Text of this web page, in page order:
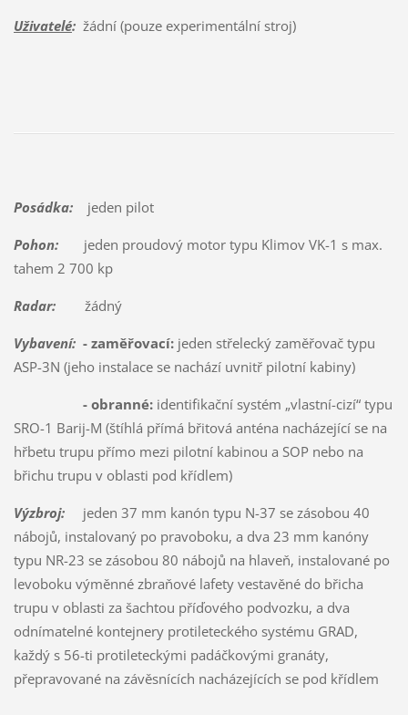
Uživatelé:žádní (pouze experimentální stroj)
Posádka:jeden pilot
Pohon:jeden proudový motor typu Klimov VK-1 s max.
tahem 2 700 kp
Radar:žádný
Vybavení: - zaměřovací: jeden střelecký zaměřovač typu
ASP-3N (jeho instalace se nachází uvnitř pilotní kabiny)
- obranné:identifikační systém „vlastní-cizí“ typu
SRO-1 Barij-M (štíhlá přímá břitová anténa nacházející se na
hřbetu trupu přímo mezi pilotní kabinou a SOP nebo na
břichu trupu v oblasti pod křídlem)
Výzbroj:jeden 37 mm kanón typu N-37 se zásobou 40
nábojů, instalovaný po pravoboku, a dva 23 mm kanóny
typu NR-23 se zásobou 80 nábojů na hlaveň, instalované po
levoboku výměnné zbraňové lafety vestavěné do břicha
trupu v oblasti za šachtou příďového podvozku, a dva
odnímatelné kontejnery protileteckého systému GRAD,
každý s 56-ti protileteckými padáčkovými granáty,
přepravované na závěsnících nacházejících se pod křídlem